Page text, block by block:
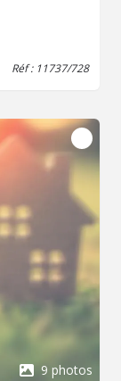
Réf : 11737/728
9 photos